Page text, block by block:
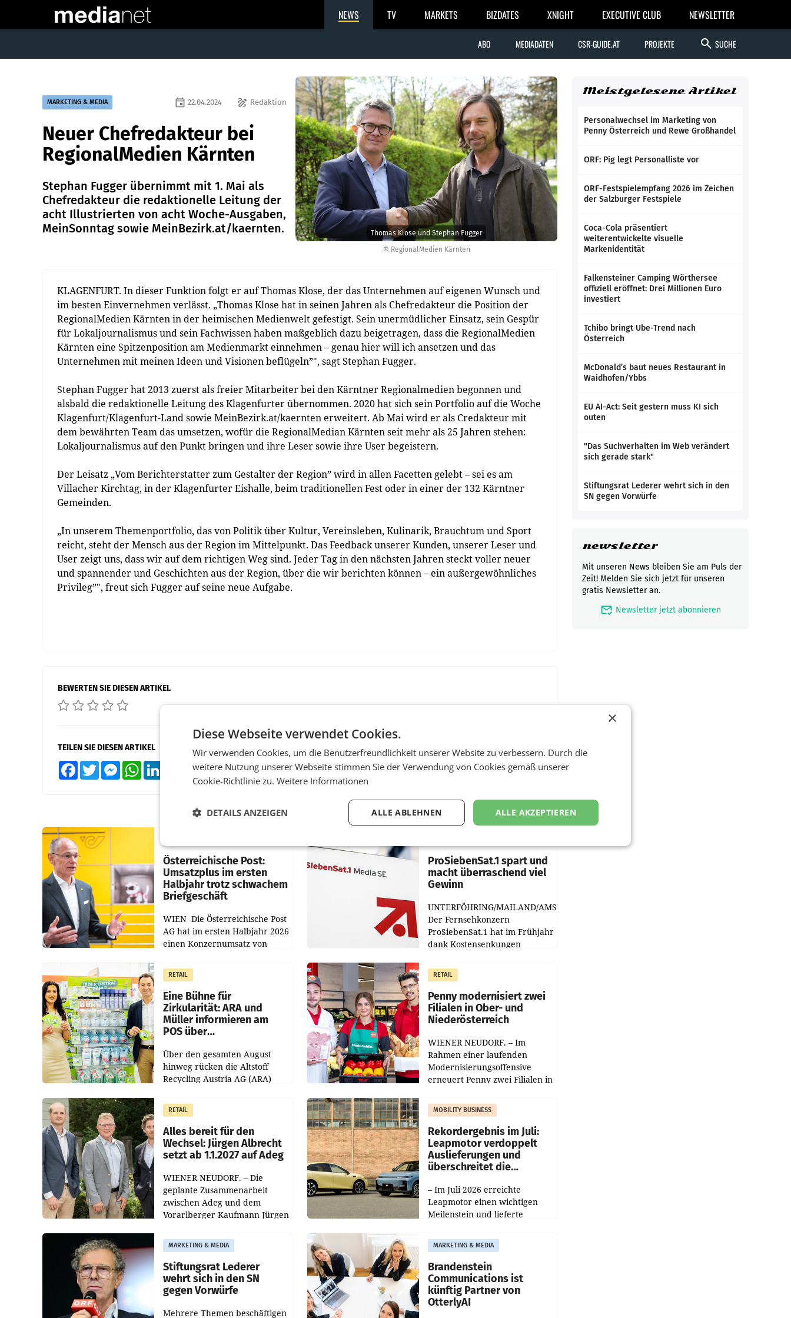
NEWS TV MARKETS BIZDATES XNIGHT EXECUTIVE CLUB NEWSLETTER
ABO MEDIADATEN CSR-GUIDE.AT PROJEKTE search SUCHE
© RegionalMedien Kärnten
Thomas Klose und Stephan Fugger
MARKETING & MEDIA draw Redaktion
event 22.04.2024
Neuer Chefredakteur bei
RegionalMedien Kärnten
Stephan Fugger übernimmt mit 1. Mai als
Chefredakteur die redaktionelle Leitung der
acht Illustrierten von acht Woche-Ausgaben,
MeinSonntag sowie MeinBezirk.at/kaernten.
KLAGENFURT. In dieser Funktion folgt er auf Thomas Klose, der das Unternehmen auf eigenen Wunsch und
im besten Einvernehmen verlässt. „Thomas Klose hat in seinen Jahren als Chefredakteur die Position der
RegionalMedien Kärnten in der heimischen Medienwelt gefestigt. Sein unermüdlicher Einsatz, sein Gespür
für Lokaljournalismus und sein Fachwissen haben maßgeblich dazu beigetragen, dass die RegionalMedien
Kärnten eine Spitzenposition am Medienmarkt einnehmen – genau hier will ich ansetzen und das
Unternehmen mit meinen Ideen und Visionen beflügeln”", sagt Stephan Fugger.
Stephan Fugger hat 2013 zuerst als freier Mitarbeiter bei den Kärntner Regionalmedien begonnen und
alsbald die redaktionelle Leitung des Klagenfurter übernommen. 2020 hat sich sein Portfolio auf die Woche
Klagenfurt/Klagenfurt-Land sowie MeinBezirk.at/kaernten erweitert. Ab Mai wird er als Credakteur mit
dem bewährten Team das umsetzen, wofür die RegionalMedian Kärnten seit mehr als 25 Jahren stehen:
Lokaljournalismus auf den Punkt bringen und ihre Leser sowie ihre User begeistern.
Der Leisatz „Vom Berichterstatter zum Gestalter der Region” wird in allen Facetten gelebt – sei es am
Villacher Kirchtag, in der Klagenfurter Eishalle, beim traditionellen Fest oder in einer der 132 Kärntner
Gemeinden.
„In unserem Themenportfolio, das von Politik über Kultur, Vereinsleben, Kulinarik, Brauchtum und Sport
reicht, steht der Mensch aus der Region im Mittelpunkt. Das Feedback unserer Kunden, unserer Leser und
User zeigt uns, dass wir auf dem richtigen Weg sind. Jeder Tag in den nächsten Jahren steckt voller neuer
und spannender und Geschichten aus der Region, über die wir berichten können – ein außergewöhnliches
Privileg”", freut sich Fugger auf seine neue Aufgabe.
BEWERTEN SIE DIESEN ARTIKEL
TEILEN SIE DIESEN ARTIKEL
FacebookTwitter MessengerWhatsApp XING Teilen
Österreichische Post:
Umsatzplus im ersten
Halbjahr trotz schwachem
Briefgeschäft
WIEN Die Österreichische Post
AG hat im ersten Halbjahr 2026
einen Konzernumsatz von
erwirtschaftet, was einem Plus
von 3,8 Prozent gegenüber
dem Vergleichszeitraum
ProSiebenSat.1 spart und
macht überraschend viel
Gewinn
UNTERFÖHRING/MAILAND/AMSTERDAM.
Der Fernsehkonzern
ProSiebenSat.1 hat im Frühjahr
dank Kostensenkungen
gemacht und die
Markterwartung deutlich
übertroffen.
RETAIL
Eine Bühne für
Zirkularität: ARA und
Müller informieren am
POS über
Über den gesamten August
hinweg rücken die Altstoff
Recycling Austria AG (ARA)
Müller die Initiative „Kreislauf-
Helden“ in allen
österreichischen Müller-Filialen
RETAIL
Penny modernisiert zwei
Filialen in Ober- und
Niederösterreich
WIENER NEUDORF. – Im
Rahmen einer laufenden
Modernisierungsoffensive
erneuert Penny zwei Filialen in
Die beiden Standorte liegen in
Haag sowie im rund
RETAIL
Alles bereit für den
Wechsel: Jürgen Albrecht
setzt ab 1.1.2027 auf Adeg
WIENER NEUDORF. – Die
geplante Zusammenarbeit
zwischen Adeg und dem
Vorarlberger Kaufmann Jürgen
freigegeben: Die
Bundeswettbewerbsbehörde
und der Bundeskartellanwalt
MOBILITY BUSINESS
Rekordergebnis im Juli:
Leapmotor verdoppelt
Auslieferungen und
überschreitet die
– Im Juli 2026 erreichte
Leapmotor einen wichtigen
Meilenstein und lieferte
aus, womit sich das Ergebnis
gegenüber Juli 2025 mehr als
verdoppelte (+102
MARKETING & MEDIA
Stiftungsrat Lederer
wehrt sich in den SN
gegen Vorwürfe
Mehrere Themen beschäftigen
MARKETING & MEDIA
Brandenstein
Communications ist
künftig Partner von
OtterlyAI
Meistgelesene Artikel
Personalwechsel im Marketing von
Penny Österreich und Rewe Großhandel
ORF: Pig legt Personalliste vor
ORF-Festspielempfang 2026 im Zeichen
der Salzburger Festspiele
Coca-Cola präsentiert
weiterentwickelte visuelle
Markenidentität
Falkensteiner Camping Wörthersee
offiziell eröffnet: Drei Millionen Euro
investiert
Tchibo bringt Ube-Trend nach
Österreich
McDonald’s baut neues Restaurant in
Waidhofen/Ybbs
EU AI-Act: Seit gestern muss KI sich
outen
"Das Suchverhalten im Web verändert
sich gerade stark"
Stiftungsrat Lederer wehrt sich in den
SN gegen Vorwürfe
newsletter
Mit unseren News bleiben Sie am Puls der
Zeit! Melden Sie sich jetzt für unseren
gratis Newsletter an.
mark_email_read Newsletter jetzt abonnieren
×
Diese Webseite verwendet Cookies.
Wir verwenden Cookies, um die Benutzerfreundlichkeit unserer Website zu verbessern. Durch die
weitere Nutzung unserer Webseite stimmen Sie der Verwendung von Cookies gemäß unserer
Cookie-Richtlinie zu. Weitere Informationen
ALLE AKZEPTIEREN
ALLE ABLEHNEN
DETAILS ANZEIGEN